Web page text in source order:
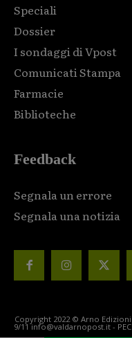
Speciali
Dossier
I sondaggi di Vpost
Comunicati Stampa
Farmacie
Biblioteche
Feedback
Segnala un errore
Segnala una notizia
Copyright 2022 © Arno Edizioni
9/11 info@valdarnopost.it -